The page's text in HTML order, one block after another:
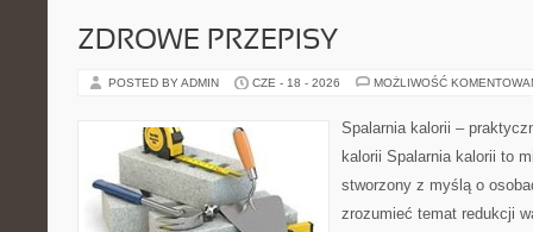
ZDROWE PRZEPISY
POSTED BY ADMIN CZE - 18 - 2026 MOŻLIWOŚĆ
Spalarnia kalorii –
kalorii Spalarnia kalorii to
stworzony z myślą o
zrozumieć temat redukcji